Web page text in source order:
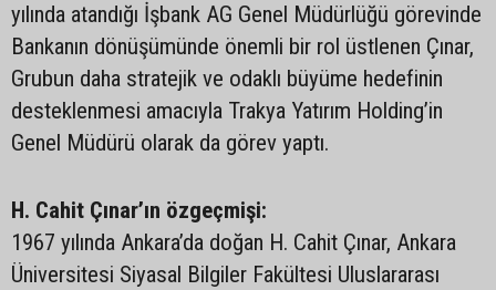
yılında atandığı İşbank AG Genel Müdürlüğü görevinde
Bankanın dönüşümünde önemli bir rol üstlenen Çınar,
Grubun daha stratejik ve odaklı büyüme hedefinin
desteklenmesi amacıyla Trakya Yatırım Holding’in
Genel Müdürü olarak da görev yaptı.
H. Cahit Çınar’ın özgeçmişi:
1967 yılında Ankara’da doğan H. Cahit Çınar, Ankara
Üniversitesi Siyasal Bilgiler Fakültesi Uluslararası